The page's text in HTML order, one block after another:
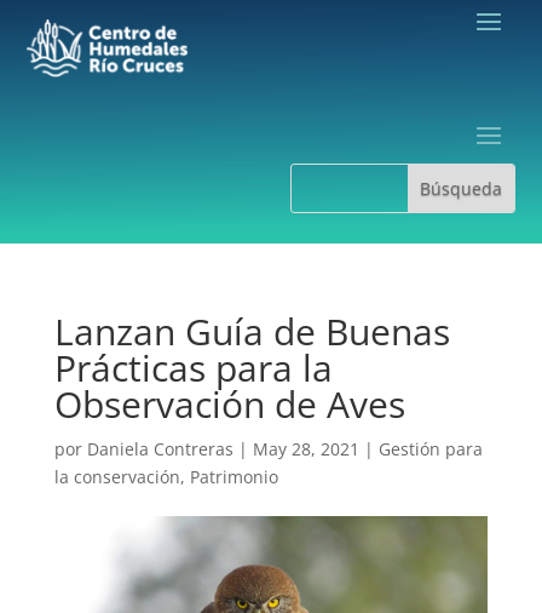
Lanzan Guía de Buenas
Prácticas para la
Observación de Aves
por Daniela Contreras | May 28, 2021 | Gestión para
la conservación, Patrimonio